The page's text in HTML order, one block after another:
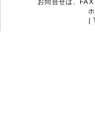
お問合せは、
|